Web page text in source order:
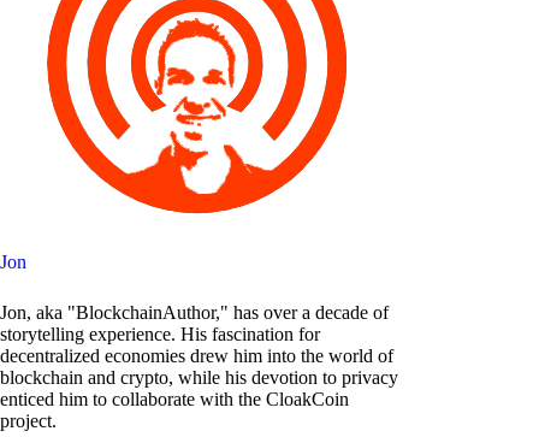
Jon
Jon, aka "BlockchainAuthor," has over a decade of
storytelling experience. His fascination for
decentralized economies drew him into the world of
blockchain and crypto, while his devotion to privacy
enticed him to collaborate with the CloakCoin
project.